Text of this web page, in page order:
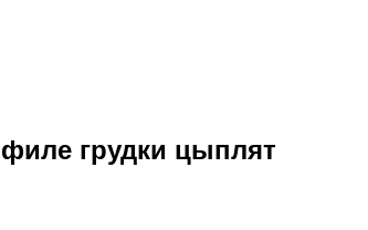
грудки цыплят